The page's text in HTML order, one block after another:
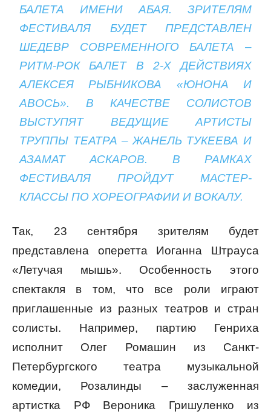
БАЛЕТА ИМЕНИ АБАЯ. ЗРИТЕЛЯМ
ФЕСТИВАЛЯ БУДЕТ ПРЕДСТАВЛЕН
ШЕДЕВР СОВРЕМЕННОГО БАЛЕТА –
РИТМ-РОК БАЛЕТ В 2-Х ДЕЙСТВИЯХ
АЛЕКСЕЯ РЫБНИКОВА «ЮНОНА И
АВОСЬ». В КАЧЕСТВЕ СОЛИСТОВ
ВЫСТУПЯТ ВЕДУЩИЕ АРТИСТЫ
ТРУППЫ ТЕАТРА – ЖАНЕЛЬ ТУКЕЕВА И
АЗАМАТ АСКАРОВ. В РАМКАХ
ФЕСТИВАЛЯ ПРОЙДУТ МАСТЕР-
КЛАССЫ ПО ХОРЕОГРАФИИ И ВОКАЛУ.
Так, 23 сентября зрителям будет
представлена оперетта Иоганна Штрауса
«Летучая мышь». Особенность этого
спектакля в том, что все роли играют
приглашенные из разных театров и стран
солисты. Например, партию Генриха
исполнит Олег Ромашин из Санкт-
Петербургского театра музыкальной
комедии, Розалинды – заслуженная
артистка РФ Вероника Гришуленко из